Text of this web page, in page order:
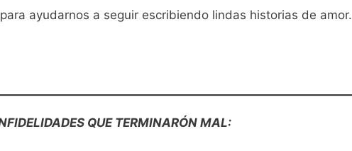
ayudarnos a seguir escribiendo lindas historias de amor.
QUE TERMINARÓN MAL: